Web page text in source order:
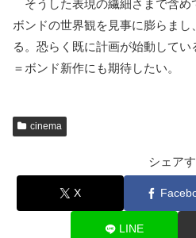
そうした表現の繊細さまで含め
ボンドの世界観を見事に膨らま
る。恐らく既に計画が始動して
＝ボンド新作にも期待したい。
cinema
シェア
X
LINE